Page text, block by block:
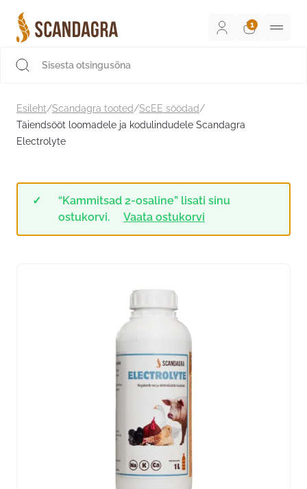
sisu
juurde
Esileht/Scandagra tooted/ScEE söödad/
Täiendsööt loomadele ja kodulindudele Scandagra
Electrolyte
“Kammitsad 2-osaline” lisati sinu
ostukorvi.
Vaata ostukorvi